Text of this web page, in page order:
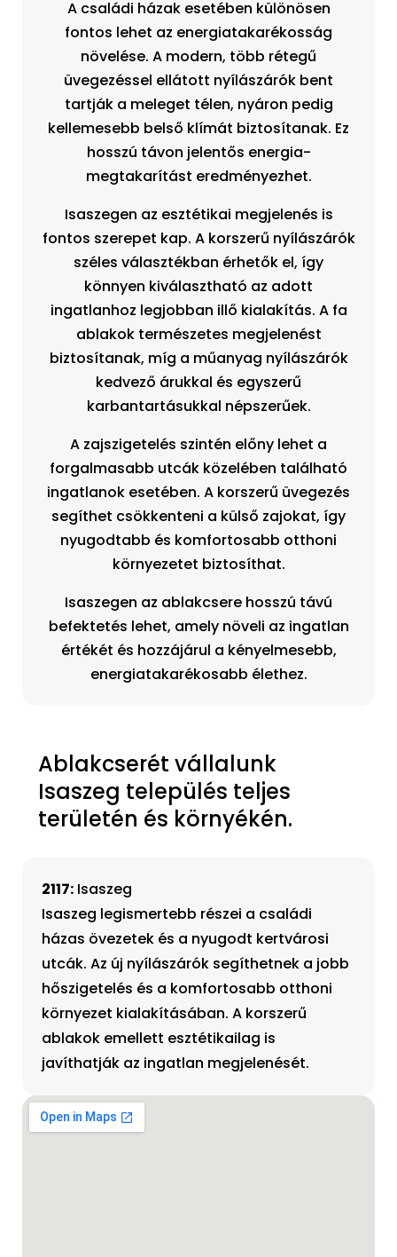
A családi házak esetében különösen
fontos lehet az energiatakarékosság
növelése. A modern, több rétegű
üvegezéssel ellátott nyílászárók bent
tartják a meleget télen, nyáron pedig
kellemesebb belső klímát biztosítanak. Ez
hosszú távon jelentős energia-
megtakarítást eredményezhet.
Isaszegen az esztétikai megjelenés is
fontos szerepet kap. A korszerű nyílászárók
széles választékban érhetők el, így
könnyen kiválasztható az adott
ingatlanhoz legjobban illő kialakítás. A fa
ablakok természetes megjelenést
biztosítanak, míg a műanyag nyílászárók
kedvező árukkal és egyszerű
karbantartásukkal népszerűek.
A zajszigetelés szintén előny lehet a
forgalmasabb utcák közelében található
ingatlanok esetében. A korszerű üvegezés
segíthet csökkenteni a külső zajokat, így
nyugodtabb és komfortosabb otthoni
környezetet biztosíthat.
Isaszegen az ablakcsere hosszú távú
befektetés lehet, amely növeli az ingatlan
értékét és hozzájárul a kényelmesebb,
energiatakarékosabb élethez.
Ablakcserét vállalunk
Isaszeg település teljes
területén és környékén.
2117: Isaszeg
Isaszeg legismertebb részei a családi
házas övezetek és a nyugodt kertvárosi
utcák. Az új nyílászárók segíthetnek a jobb
hőszigetelés és a komfortosabb otthoni
környezet kialakításában. A korszerű
ablakok emellett esztétikailag is
javíthatják az ingatlan megjelenését.